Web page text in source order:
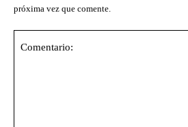
próxima vez que comente.